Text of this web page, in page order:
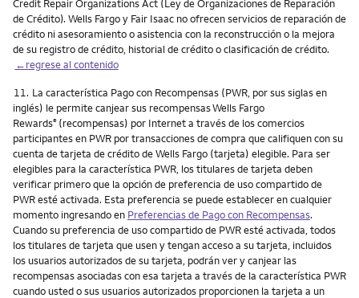
Credit Repair Organizations Act (Ley de Organizaciones de Reparación
de Crédito). Wells Fargo y Fair Isaac no ofrecen servicios de reparación de
crédito ni asesoramiento o asistencia con la reconstrucción o la mejora
de su registro de crédito, historial de crédito o clasificación de crédito.
←regrese al contenido
Nota
11. La característica Pago con Recompensas (PWR, por sus siglas en
inglés) le permite canjear sus recompensas Wells Fargo
Rewards® (recompensas) por Internet a través de los comercios
participantes en PWR por transacciones de compra que califiquen con su
cuenta de tarjeta de crédito de Wells Fargo (tarjeta) elegible. Para ser
elegibles para la característica PWR, los titulares de tarjeta deben
verificar primero que la opción de preferencia de uso compartido de
PWR esté activada. Esta preferencia se puede establecer en cualquier
momento ingresando en Preferencias de Pago con Recompensas.
Cuando su preferencia de uso compartido de PWR esté activada, todos
los titulares de tarjeta que usen y tengan acceso a su tarjeta, incluidos
los usuarios autorizados de su tarjeta, podrán ver y canjear las
recompensas asociadas con esa tarjeta a través de la característica PWR
cuando usted o sus usuarios autorizados proporcionen la tarjeta a un